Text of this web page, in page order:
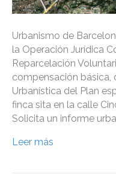
Urbanismo de
la Operación Jurídica
Reparcelación
compensación básica,
Urbanística del Plan
finca sita en la calle
Solicita un informe
Leer más